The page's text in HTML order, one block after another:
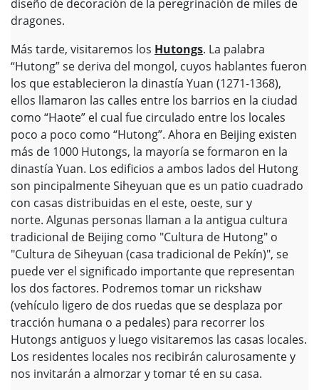
diseño de decoración de la peregrinación de miles de
dragones.
Más tarde, visitaremos los Hutongs. La palabra
“Hutong” se deriva del mongol, cuyos hablantes fueron
los que establecieron la dinastía Yuan (1271-1368),
ellos llamaron las calles entre los barrios en la ciudad
como “Haote” el cual fue circulado entre los locales
poco a poco como “Hutong”. Ahora en Beijing existen
más de 1000 Hutongs, la mayoría se formaron en la
dinastía Yuan. Los edificios a ambos lados del Hutong
son pincipalmente Siheyuan que es un patio cuadrado
con casas distribuidas en el este, oeste, sur y
norte. Algunas personas llaman a la antigua cultura
tradicional de Beijing como "Cultura de Hutong" o
"Cultura de Siheyuan (casa tradicional de Pekín)", se
puede ver el significado importante que representan
los dos factores. Podremos tomar un rickshaw
(vehículo ligero de dos ruedas que se desplaza por
tracción humana o a pedales) para recorrer los
Hutongs antiguos y luego visitaremos las casas locales.
Los residentes locales nos recibirán calurosamente y
nos invitarán a almorzar y tomar té en su casa.